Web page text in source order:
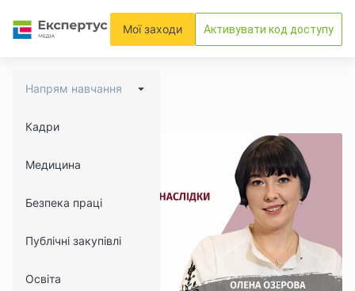
Мої заходи Активувати код доступу
Напрям навчання
Кадри
Медицина
Безпека праці
Публічні закупівлі
Освіта